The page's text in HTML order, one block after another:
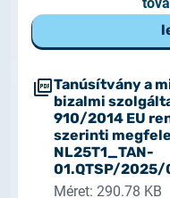
Tanúsítvány a
bizalmi
910/2014 EU
szerinti
NL25T1_TAN-
01.QTSP/2025/
Méret: 290.78 KB